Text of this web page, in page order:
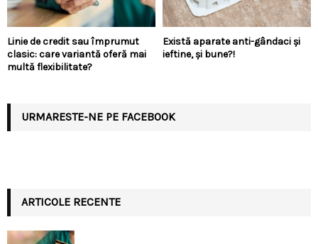
Linie de credit sau împrumut
clasic: care variantă oferă mai
multă flexibilitate?
Există aparate anti-gândaci și
ieftine, și bune?!
URMARESTE-NE PE FACEBOOK
ARTICOLE RECENTE